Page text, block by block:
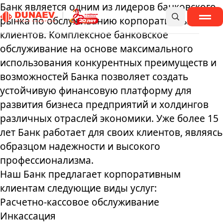
МЕНЮ
Бренды
Компания
Производство
Новости
Где купить
Мы в спорте
Карьера
Контакты
8 800 222 44 30
INFO@DUNAEV.COM
Производство MIR
8 921 892 26 40
ПОЛИТИКА ОБРАБОТКИ ПЕРСОНАЛЬНЫХ ДАННЫХ
Прикормки и товары для рыбалки
ПОИСК
Банк является одним из лидеров банковского
рынка по обслуживанию корпоративных
клиентов. Комплексное банковское
обслуживание на основе максимального
использования конкурентных преимуществ и
возможностей Банка позволяет создать
устойчивую финансовую платформу для
развития бизнеса предприятий и холдингов
различных отраслей экономики. Уже более 15
лет Банк работает для своих клиентов, являясь
образцом надежности и высокого
профессионализма.
Наш Банк предлагает корпоративным
клиентам следующие виды услуг:
Расчетно-кассовое обслуживание
Инкассация